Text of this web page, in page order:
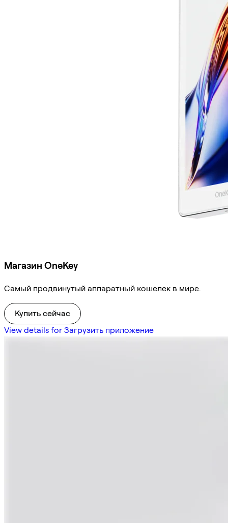
Магазин OneKey
Самый продвинутый аппаратный кошелек в мире.
Купить сейчас
View details for Загрузить приложение